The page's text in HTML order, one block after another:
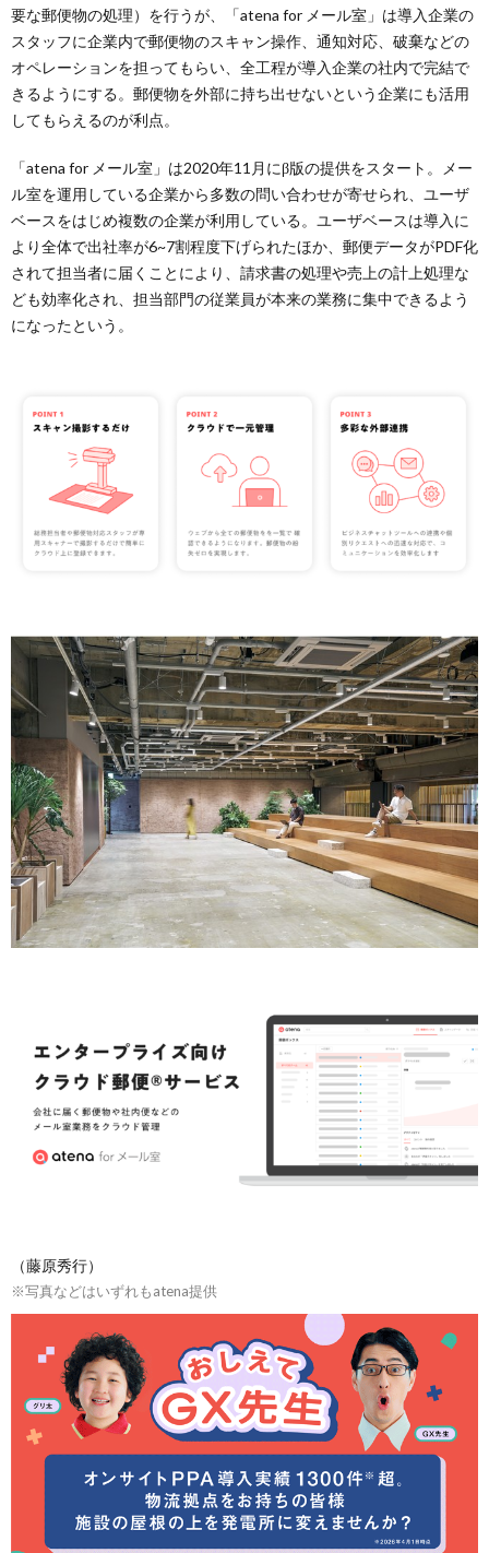
要な郵便物の処理）を行うが、「atena for メール室」は導入企業の
スタッフに企業内で郵便物のスキャン操作、通知対応、破棄などの
オペレーションを担ってもらい、全工程が導入企業の社内で完結で
きるようにする。郵便物を外部に持ち出せないという企業にも活用
してもらえるのが利点。
「atena for メール室」は2020年11月にβ版の提供をスタート。メー
ル室を運用している企業から多数の問い合わせが寄せられ、ユーザ
ベースをはじめ複数の企業が利用している。ユーザベースは導入に
より全体で出社率が6~7割程度下げられたほか、郵便データがPDF化
されて担当者に届くことにより、請求書の処理や売上の計上処理な
ども効率化され、担当部門の従業員が本来の業務に集中できるよう
になったという。
（藤原秀行）
※写真などはいずれもatena提供